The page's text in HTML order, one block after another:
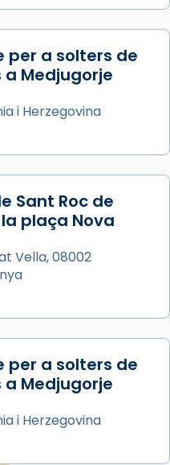
de sant Cugat, a
la tradició
a Júlia”) i
Semprònia =
I l’any 1667, el
en una obra
l’antiga Iluro.
relíq
per a solters de
a Medjugorje
i Herzegovina
Sant Roc de
plaça Nova
Vella, 08002
per a solters de
a Medjugorje
i Herzegovina